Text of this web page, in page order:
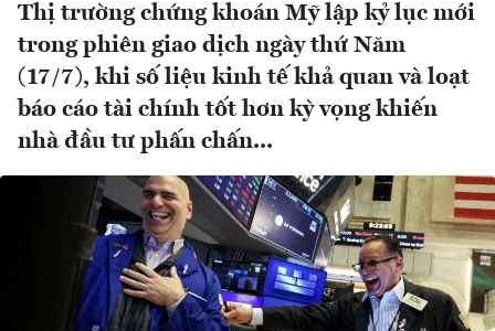
Thị trường chứng khoán Mỹ lập kỷ lục mới
trong phiên giao dịch ngày thứ Năm
(17/7), khi số liệu kinh tế khả quan và loạt
báo cáo tài chính tốt hơn kỳ vọng khiến
nhà đầu tư phấn chấn...